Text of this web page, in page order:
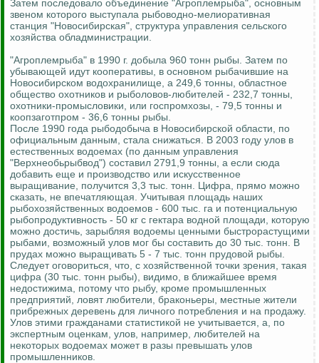
Затем последовало объединение "Агроплемрыба", основным
звеном которого выступала рыбоводно-мелиоративная
станция "Новосибирская", структура управления сельского
хозяйства обладминистрации.
"Агроплемрыба" в 1990 г. добыла 960 тонн рыбы. Затем по
убывающей идут кооперативы, в основном рыбачившие на
Новосибирском водохранилище, а 249,6 тонны, областное
общество охотников и рыболовов-любителей - 232,7 тонны,
охотники-промысловики, или госпромхозы, - 79,5 тонны и
коопзаготпром - 36,6 тонны рыбы.
После 1990 года рыбодобыча в Новосибирской области, по
официальным данным, стала снижаться. В 2003 году улов в
естественных водоемах (по данным управления
"Верхнеобьрыбвод") составил 2791,9 тонны, а если сюда
добавить еще и производство или искусственное
выращивание, получится 3,3 тыс. тонн. Цифра, прямо можно
сказать, не впечатляющая. Учитывая площадь наших
рыбохозяйственных водоемов - 600 тыс. га и потенциальную
рыбопродуктивность - 50 кг с гектара водной площади, которую
можно достичь, зарыбляя водоемы ценными быстрорастущими
рыбами, возможный улов мог бы составить до 30 тыс. тонн. В
прудах можно выращивать 5 - 7 тыс. тонн прудовой рыбы.
Следует оговориться, что, с хозяйственной точки зрения, такая
цифра (30 тыс. тонн рыбы), видимо, в ближайшее время
недостижима, потому что рыбу, кроме промышленных
предприятий, ловят любители, браконьеры, местные жители
прибрежных деревень для личного потребления и на продажу.
Улов этими гражданами статистикой не учитывается, а, по
экспертным оценкам, улов, например, любителей на
некоторых водоемах может в разы превышать улов
промышленников.